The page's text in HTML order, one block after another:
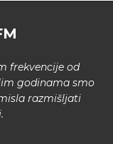
frekvencije od
godinama smo
razmišljati